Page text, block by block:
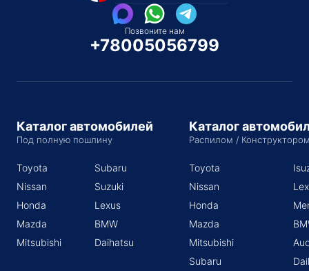
Позвоните нам
+78005056799
Каталог автомобилей
Под полную пошлину
Toyota
Nissan
Honda
Mazda
Mitsubishi
Subaru
Suzuki
Lexus
BMW
Daihatsu
Каталог
Распилом /
Toyota
Nissan
Honda
Mazda
Mitsubishi
Subaru